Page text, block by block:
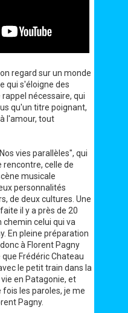
regard sur un monde
qui s'éloigne des
nécessaire, qui
qu'un titre poignant,
l'amour, tout
vies parallèles", qui
celle de
musicale
personnalités
de deux cultures. Une
il y a près de 20
celui qui va
En pleine préparation
à Florent Pagny
Frédéric Chateau
le petit train dans la
en Patagonie, et
les paroles, je me
Pagny.